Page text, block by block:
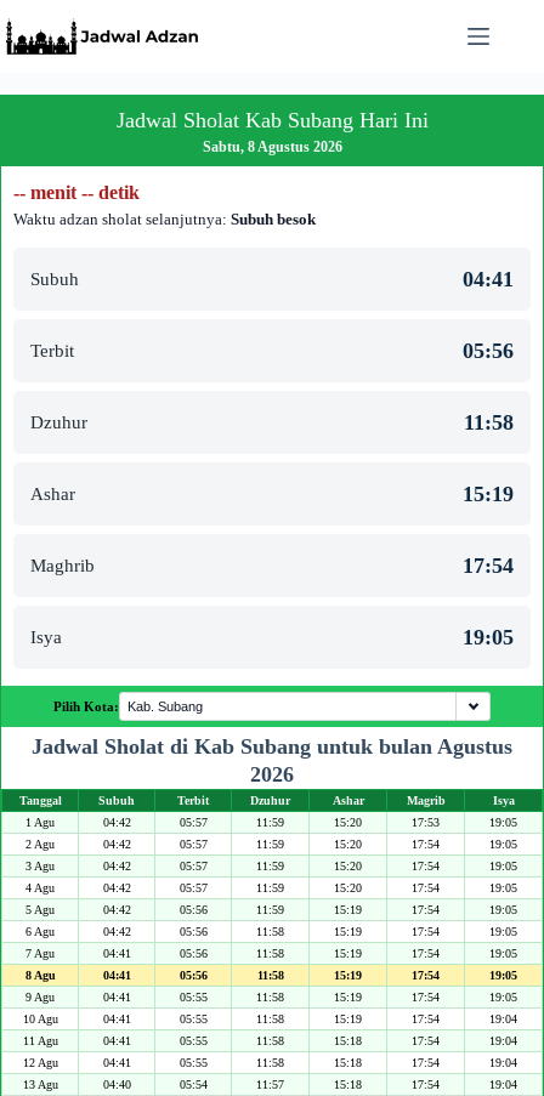
to
content
Jadwal Sholat Kab Subang Hari Ini
Sabtu, 8 Agustus 2026
-- menit -- detik
Waktu adzan sholat selanjutnya: Subuh besok
Subuh 04:41
Terbit 05:56
Dzuhur 11:58
Ashar 15:19
Maghrib 17:54
Isya 19:05
Pilih Kota:
Jadwal Sholat di Kab Subang untuk bulan Agustus
2026
Tanggal Subuh Terbit Dzuhur Ashar Magrib
Isya
1 Agu
04:42 05:57 11:59 15:20 17:53
19:05
2 Agu
04:42 05:57 11:59 15:20 17:54
19:05
3 Agu
04:42 05:57 11:59 15:20 17:54
19:05
4 Agu
04:42 05:57 11:59 15:20 17:54
19:05
5 Agu
04:42 05:56 11:59 15:19 17:54
19:05
6 Agu
04:42 05:56 11:58 15:19 17:54
19:05
7 Agu
04:41 05:56 11:58 15:19 17:54
19:05
8 Agu
04:41 05:56 11:58 15:19 17:54
19:05
9 Agu
04:41 05:55 11:58 15:19 17:54
19:05
10 Agu
04:41 05:55 11:58 15:19 17:54
19:04
11 Agu
04:41 05:55 11:58 15:18 17:54
19:04
12 Agu
04:41 05:55 11:58 15:18 17:54
19:04
13 Agu
04:40 05:54 11:57 15:18 17:54
19:04